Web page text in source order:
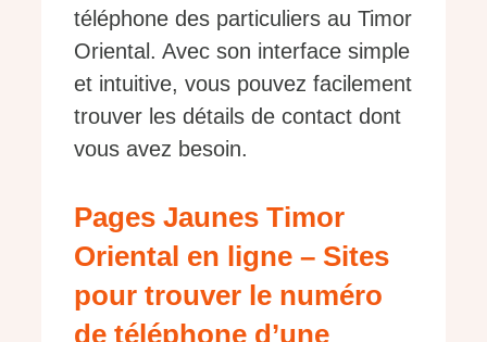
téléphone des particuliers au Timor
Oriental. Avec son interface simple
et intuitive, vous pouvez facilement
trouver les détails de contact dont
vous avez besoin.
Pages Jaunes Timor
Oriental en ligne – Sites
pour trouver le numéro
de téléphone d’une